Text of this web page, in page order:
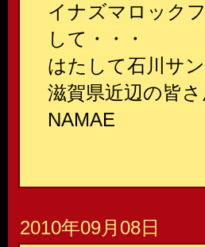
イナズマロック
して・・・
はたして石川サ
滋賀県近辺の皆
NAMAE
2010年09月08日